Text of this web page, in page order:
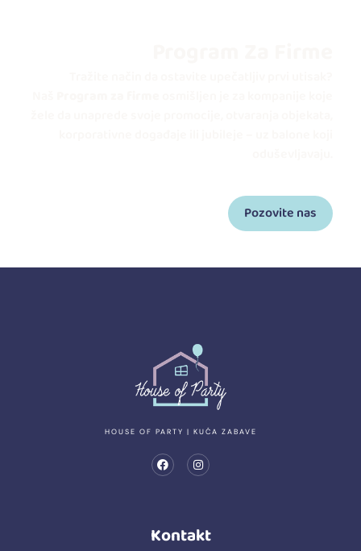
Pozovite nas
HOUSE OF PARTY | KUĆA ZABAVE
Kontakt